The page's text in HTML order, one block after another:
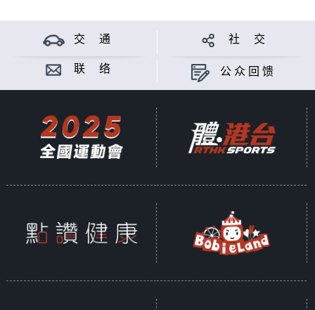
交 通 社 交
联 络 公众回馈